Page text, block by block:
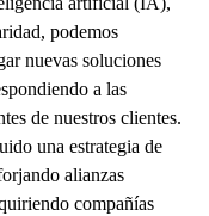
podemos
nuevas soluciones
a las
de nuestros clientes.
una estrategia de
alianzas
compañías